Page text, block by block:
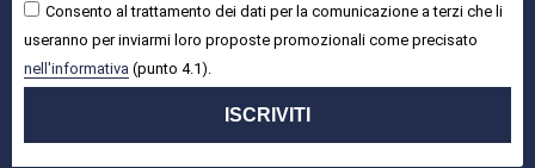
Consento al trattamento dei dati per la comunicazione a terzi che li
useranno per inviarmi loro proposte promozionali come precisato
nell'informativa (punto 4.1).
ISCRIVITI